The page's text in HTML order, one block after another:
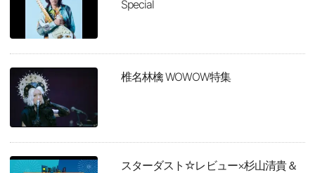
Special
椎名林檎 WOWOW特集
スターダスト☆レビュー×杉山清貴＆